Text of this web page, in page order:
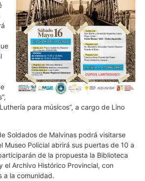
para músicos”, a cargo de Lino
Soldados de Malvinas podrá visitarse
Museo Policial abrirá sus puertas de 10 a
de la propuesta la Biblioteca
el Archivo Histórico Provincial, con
a la comunidad.